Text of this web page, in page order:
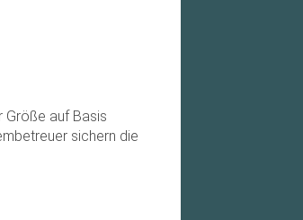
Größe auf Basis
sichern die